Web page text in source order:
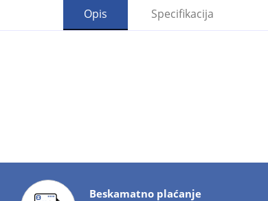
Opis Specifikacija
Beskamatno plaćanje